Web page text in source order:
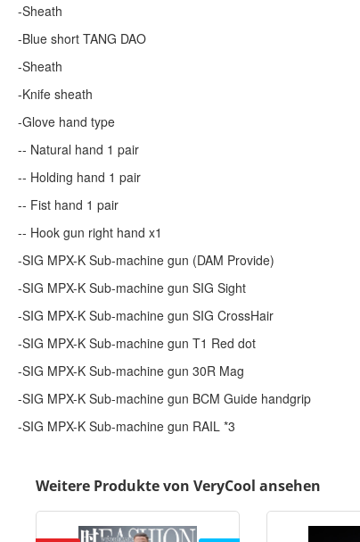
-Sheath
-Blue short TANG DAO
-Sheath
-Knife sheath
-Glove hand type
-- Natural hand 1 pair
-- Holding hand 1 pair
-- Fist hand 1 pair
-- Hook gun right hand x1
-SIG MPX-K Sub-machine gun (DAM Provide)
-SIG MPX-K Sub-machine gun SIG Sight
-SIG MPX-K Sub-machine gun SIG CrossHair
-SIG MPX-K Sub-machine gun T1 Red dot
-SIG MPX-K Sub-machine gun 30R Mag
-SIG MPX-K Sub-machine gun BCM Guide handgrip
-SIG MPX-K Sub-machine gun RAIL *3
Weitere Produkte von VeryCool ansehen